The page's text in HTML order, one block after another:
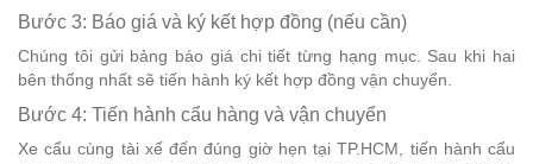
Bước 3: Báo giá và ký kết hợp đồng (nếu cần)
Chúng tôi gửi bảng báo giá chi tiết từng hạng mục. Sau khi hai
bên thống nhất sẽ tiến hành ký kết hợp đồng vận chuyển.
Bước 4: Tiến hành cẩu hàng và vận chuyển
Xe cẩu cùng tài xế đến đúng giờ hẹn tại TP.HCM, tiến hành cẩu